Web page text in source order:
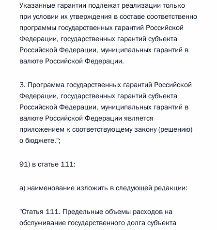
Указанные гарантии подлежат реализации только
при условии их утверждения в составе соответственно
программы государственных гарантий Российской
Федерации, государственных гарантий субъекта
Российской Федерации, муниципальных гарантий в
валюте Российской Федерации.
3. Программа государственных гарантий Российской
Федерации, государственных гарантий субъекта
Российской Федерации, муниципальных гарантий в
валюте Российской Федерации является
приложением к соответствующему закону (решению)
о бюджете.";
91) в статье 111:
а) наименование изложить в следующей редакции:
"Статья 111. Предельные объемы расходов на
обслуживание государственного долга субъекта